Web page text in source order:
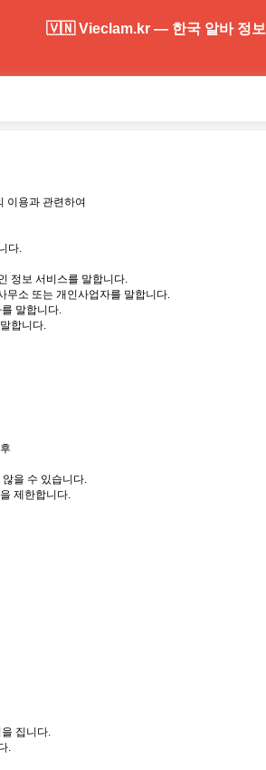
🇻🇳 Vieclam.kr — 한국 알바 정보
이용과 관련하여
다.
정보 서비스를 말합니다.
무소 또는 개인사업자를 말합니다.
말합니다.
합니다.
을 수 있습니다.
제한합니다.
집니다.
.